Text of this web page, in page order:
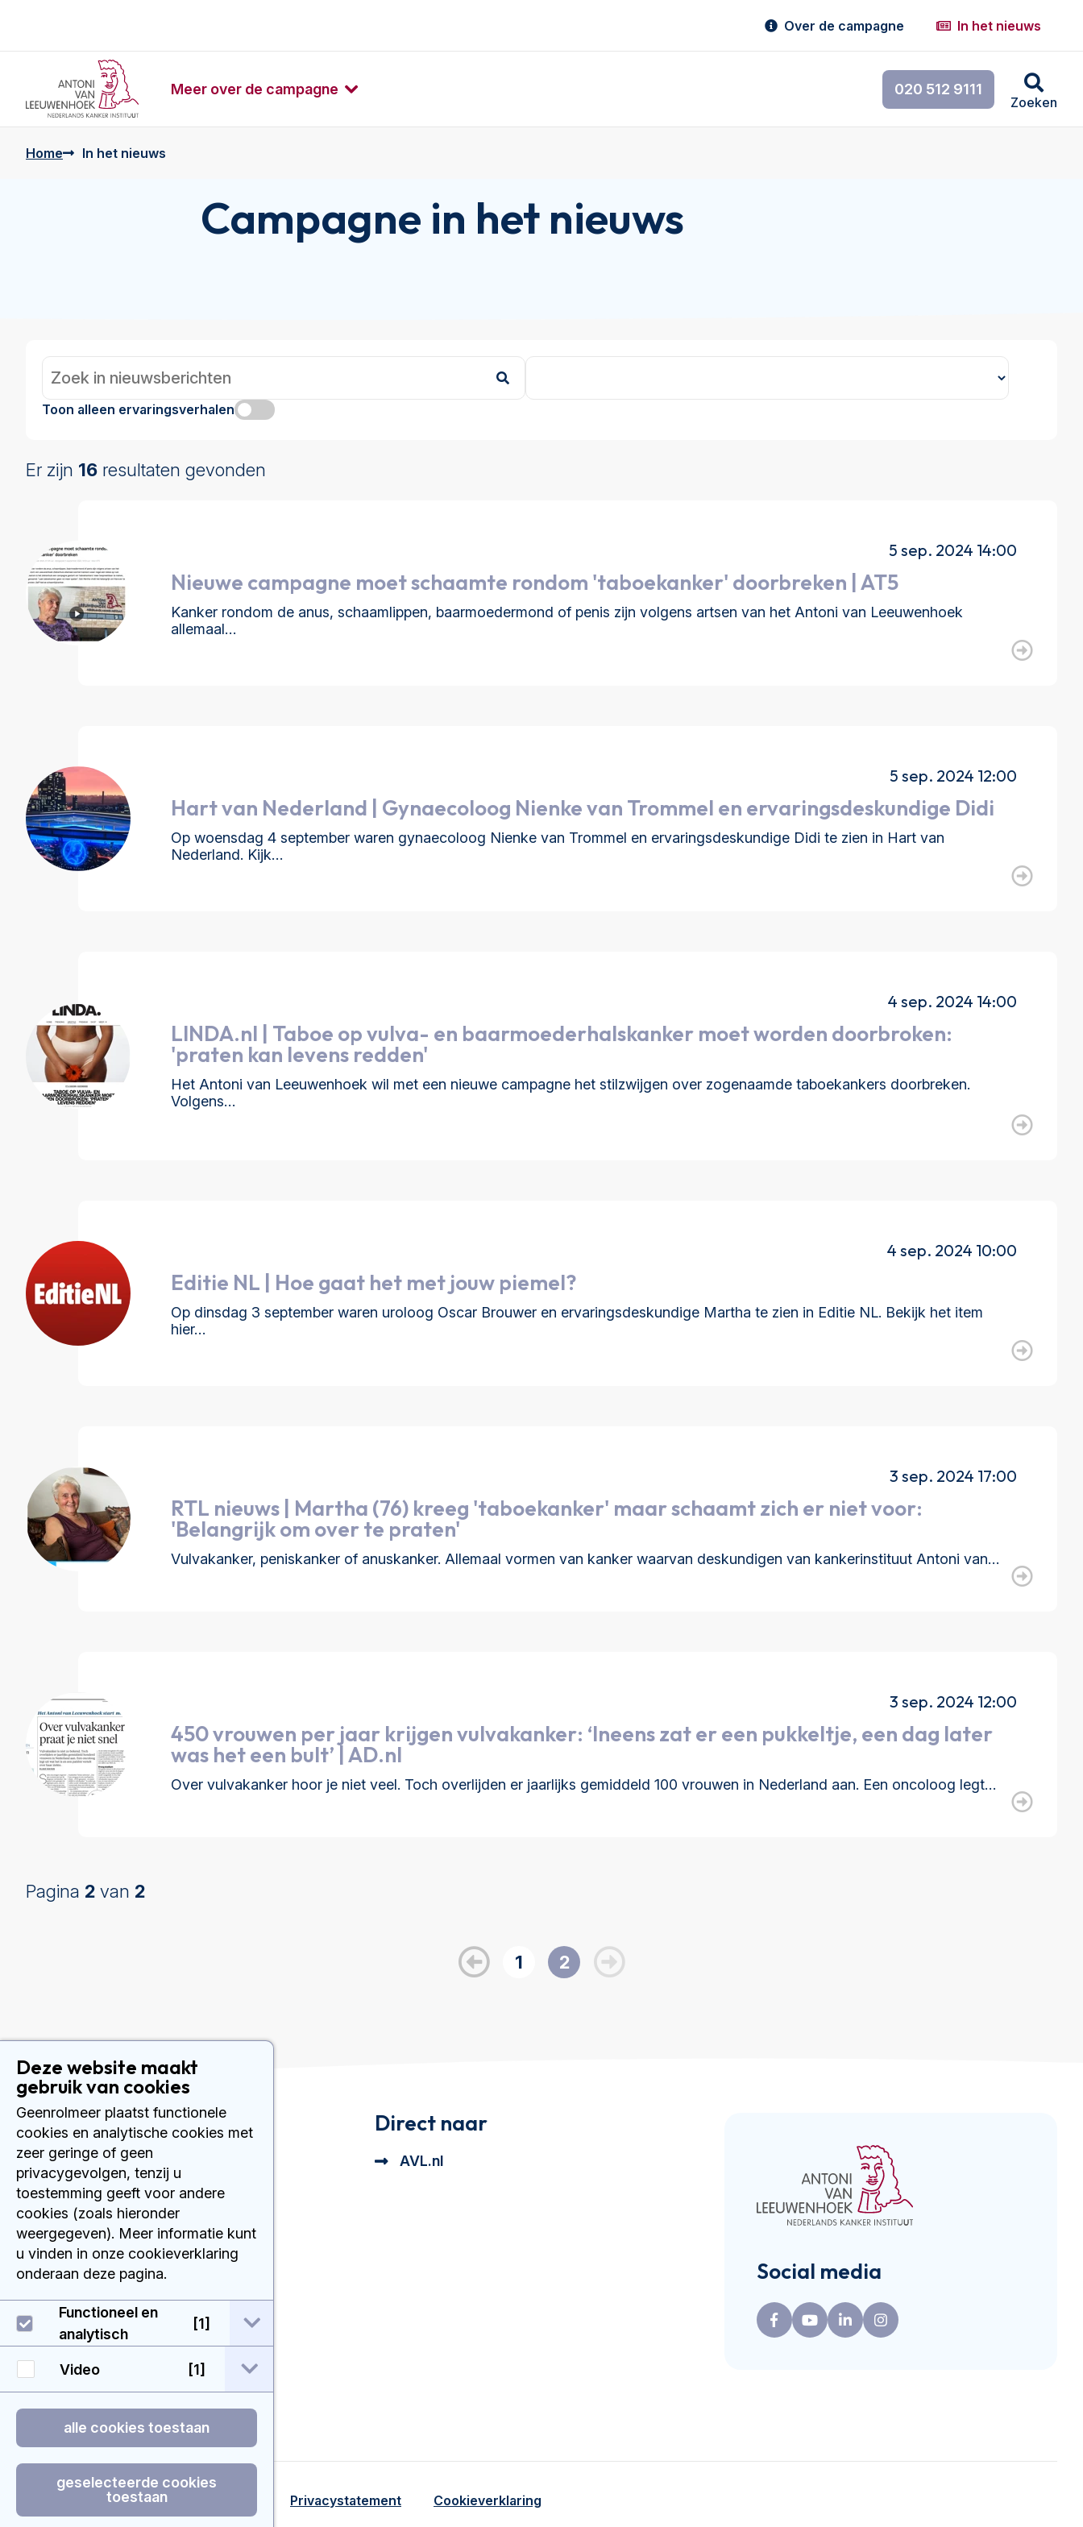
Over de campagne In het nieuws
Meer over de campagne 020 512 9111
Zoeken
Home In het nieuws
Campagne in het nieuws
Toon alleen ervaringsverhalen
Er zijn 16 resultaten gevonden
5 sep. 2024 14:00
Nieuwe campagne moet schaamte rondom 'taboekanker' doorbreken | AT5
Kanker rondom de anus, schaamlippen, baarmoedermond of penis zijn volgens artsen van het Antoni van Leeuwenhoek
allemaal…
5 sep. 2024 12:00
Hart van Nederland | Gynaecoloog Nienke van Trommel en ervaringsdeskundige Didi
Op woensdag 4 september waren gynaecoloog Nienke van Trommel en ervaringsdeskundige Didi te zien in Hart van
Nederland. Kijk…
4 sep. 2024 14:00
LINDA.nl | Taboe op vulva- en baarmoederhalskanker moet worden doorbroken:
'praten kan levens redden'
Het Antoni van Leeuwenhoek wil met een nieuwe campagne het stilzwijgen over zogenaamde taboekankers doorbreken.
Volgens…
4 sep. 2024 10:00
Editie NL | Hoe gaat het met jouw piemel?
Op dinsdag 3 september waren uroloog Oscar Brouwer en ervaringsdeskundige Martha te zien in Editie NL. Bekijk het item
hier…
3 sep. 2024 17:00
RTL nieuws | Martha (76) kreeg 'taboekanker' maar schaamt zich er niet voor:
'Belangrijk om over te praten'
Vulvakanker, peniskanker of anuskanker. Allemaal vormen van kanker waarvan deskundigen van kankerinstituut Antoni van…
3 sep. 2024 12:00
450 vrouwen per jaar krijgen vulvakanker: ‘Ineens zat er een pukkeltje, een dag later
was het een bult’ | AD.nl
Over vulvakanker hoor je niet veel. Toch overlijden er jaarlijks gemiddeld 100 vrouwen in Nederland aan. Een oncoloog legt…
Pagina 2 van 2
1 2
Contact
Plesmanlaan 121
1066 CX Amsterdam
020 512 9111
Direct naar
AVL.nl
Social media
© 2026 - Geenrolmeer Privacystatement Cookieverklaring
Deze website maakt
gebruik van cookies
Geenrolmeer plaatst functionele
cookies en analytische cookies met
zeer geringe of geen
privacygevolgen, tenzij u
toestemming geeft voor andere
cookies (zoals hieronder
weergegeven). Meer informatie kunt
u vinden in onze cookieverklaring
onderaan deze pagina.
Functioneel en
analytisch
[1] open / sluit Functioneel en analytisch cookie beschrijving
Video [1] open / sluit Video cookie beschrijving
alle cookies toestaan
geselecteerde cookies
toestaan